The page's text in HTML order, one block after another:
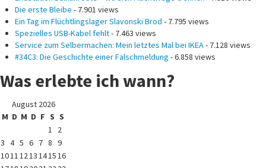
Die erste Bleibe - 7.901 views
Ein Tag im Flüchtlingslager Slavonski Brod - 7.795 views
Spezielles USB-Kabel fehlt- 7.463 views
Service zum Selbermachen: Mein letztes Mal bei IKEA- 7.128 views
#34C3: Die Geschichte einer Falschmeldung - 6.858 views
Was erlebte ich wann?
August 2026
M D M D F S S
1
2
3 4 5 6 7 8 9
10111213141516